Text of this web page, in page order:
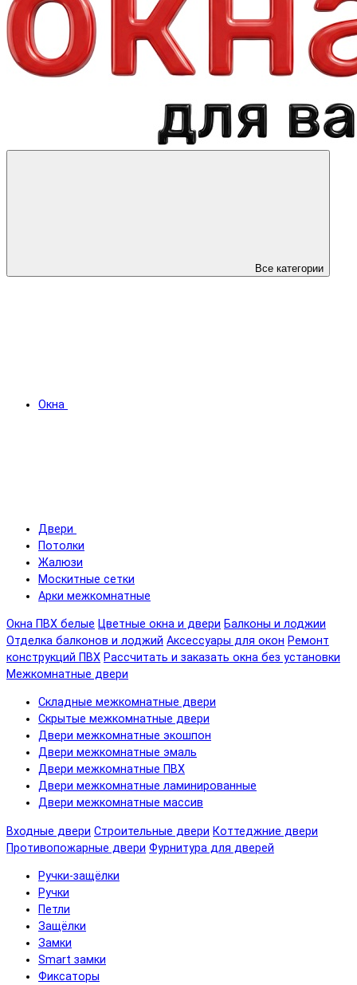
Все категории
Окна
Двери
Потолки
Жалюзи
Москитные сетки
Арки межкомнатные
Окна ПВХ белые Цветные окна и двери Балконы и лоджии
Отделка балконов и лоджий Аксессуары для окон Ремонт
конструкций ПВХ Рассчитать и заказать окна без установки
Межкомнатные двери
Складные межкомнатные двери
Скрытые межкомнатные двери
Двери межкомнатные экошпон
Двери межкомнатные эмаль
Двери межкомнатные ПВХ
Двери межкомнатные ламинированные
Двери межкомнатные массив
Входные двери Строительные двери Коттеджние двери
Противопожарные двери Фурнитура для дверей
Ручки-защёлки
Ручки
Петли
Защёлки
Замки
Smart замки
Фиксаторы